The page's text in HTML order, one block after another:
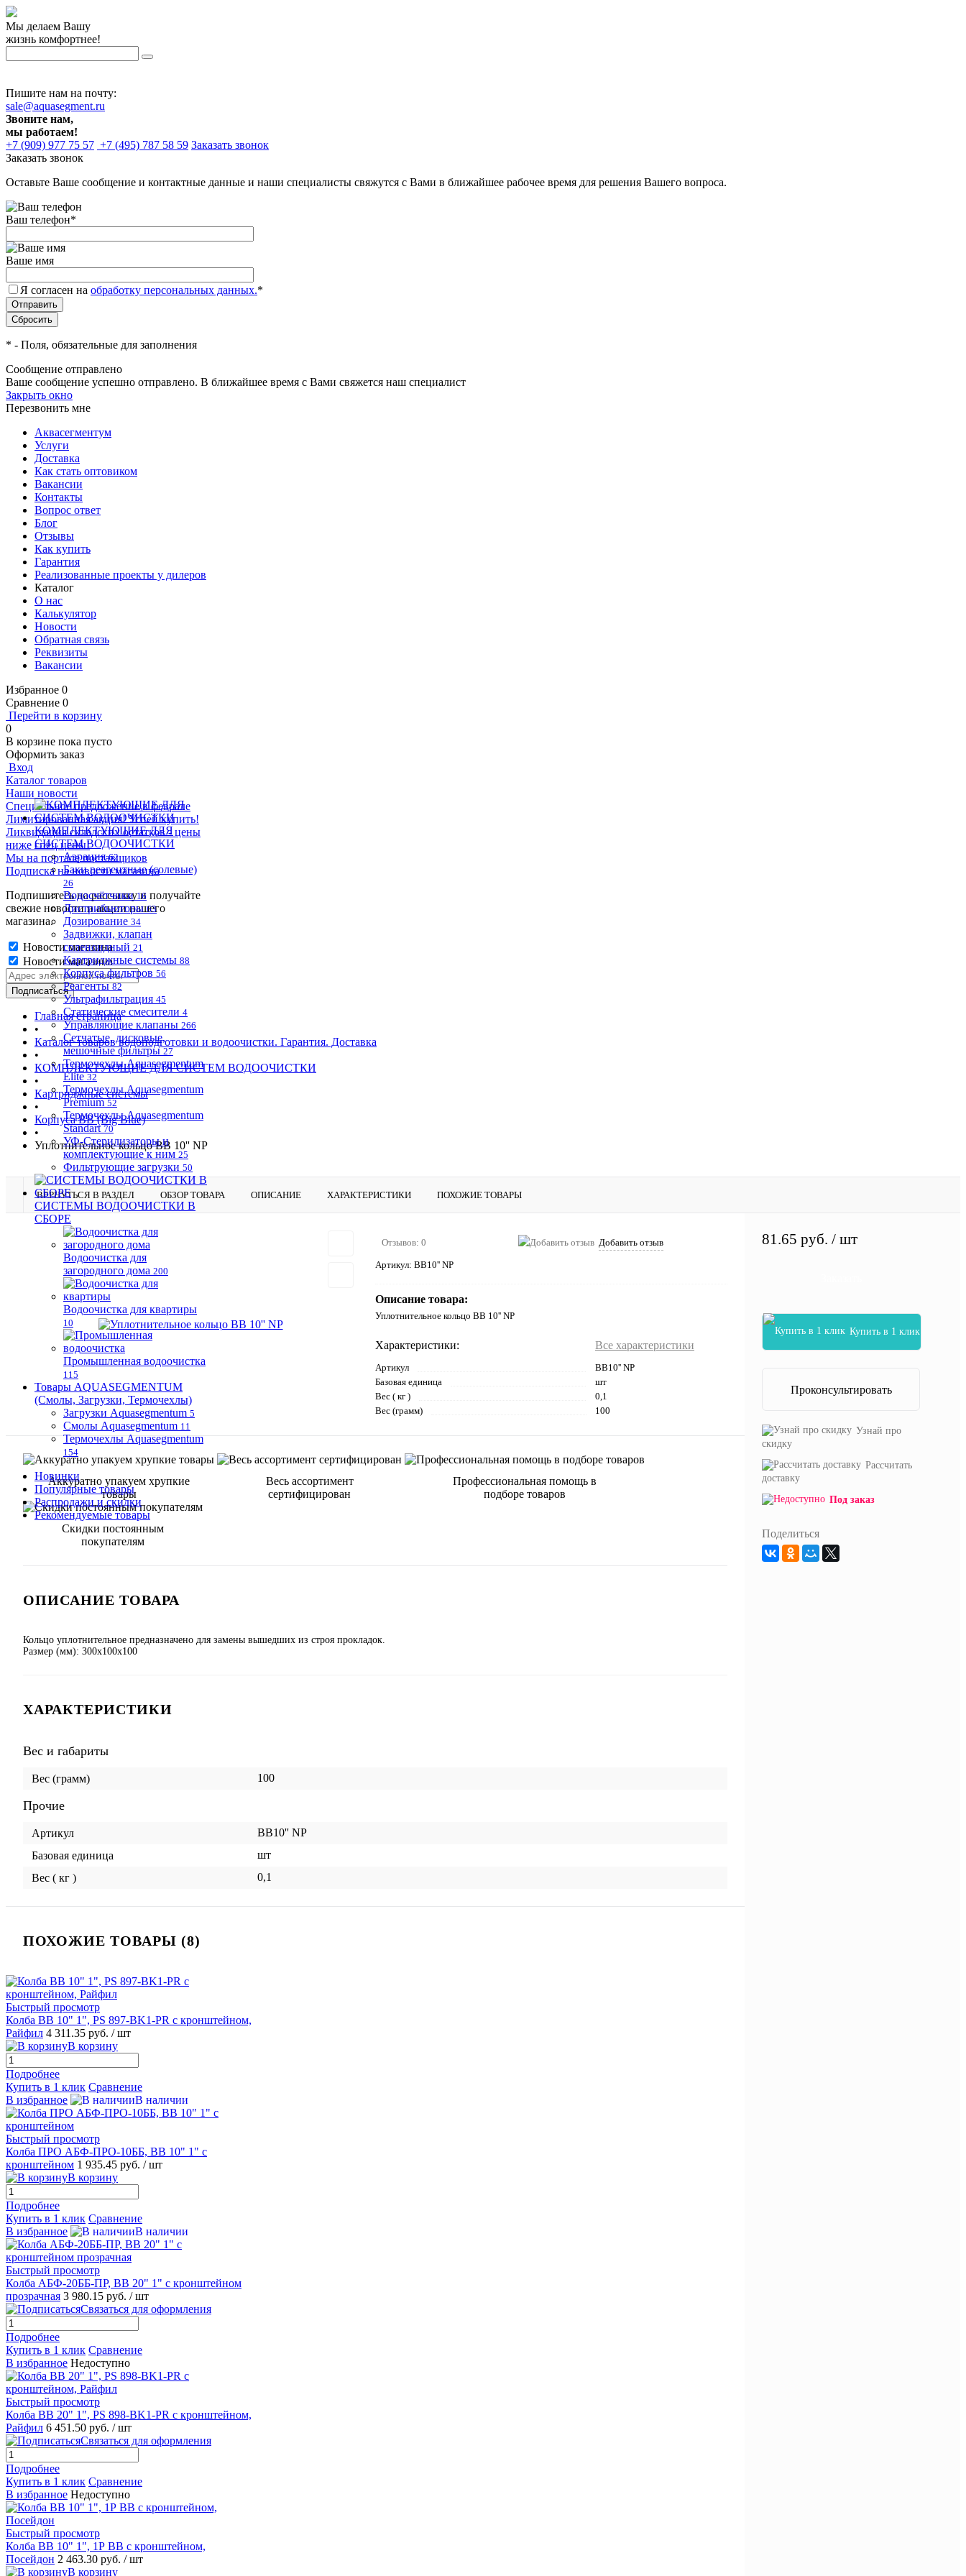
Мы делаем Вашу
жизнь комфортнее!
Пишите нам на почту:
sale@aquasegment.ru
Звоните нам,
мы работаем!
+7 (909) 977 75 57 +7 (495) 787 58 59 Заказать звонок
Заказать звонок
Оставьте Ваше сообщение и контактные данные и наши специалисты свяжутся с Вами в ближайшее рабочее время для решения Вашего вопроса.
Ваш телефон*
Ваше имя
Я согласен на обработку персональных данных.*
* - Поля, обязательные для заполнения
Сообщение отправлено
Ваше сообщение успешно отправлено. В ближайшее время с Вами свяжется наш специалист
Закрыть окно
Перезвонить мне
Аквасегментум
Услуги
Доставка
Как стать оптовиком
Вакансии
Контакты
Вопрос ответ
Блог
Отзывы
Как купить
Гарантия
Реализованные проекты у дилеров
Каталог
О нас
Калькулятор
Новости
Обратная связь
Реквизиты
Вакансии
Избранное 0
Сравнение 0
Перейти в корзину
0
В корзине пока пусто
Оформить заказ
Вход
Каталог товаров
КОМПЛЕКТУЮЩИЕ ДЛЯ
СИСТЕМ ВОДООЧИСТКИ
Аэрация 62
Баки реагентные (солевые)
26
Водосчётчики 16
Дистрибьюторы 63
Дозирование 34
Задвижки, клапан
соленоидный 21
Картриджные системы 88
Корпуса фильтров 56
Реагенты 82
Ультрафильтрация 45
Статические смесители 4
Управляющие клапаны 266
Сетчатые, дисковые,
мешочные фильтры 27
Термочехлы Aquasegmentum
Elite 32
Термочехлы Aquasegmentum
Premium 52
Термочехлы Aquasegmentum
Standart 70
УФ-Стерилизаторы и
комплектующие к ним 25
Фильтрующие загрузки 50
СИСТЕМЫ ВОДООЧИСТКИ В
СБОРЕ
Водоочистка для
загородного дома 200
Водоочистка для квартиры
10
Промышленная водоочистка
115
Товары AQUASEGMENTUM
(Смолы, Загрузки, Термочехлы)
Загрузки Aquasegmentum 5
Смолы Aquasegmentum 11
Термочехлы Aquasegmentum
154
Новинки
Популярные товары
Распродажи и скидки
Рекомендуемые товары
Наши новости
Специальное предложение в феврале
Лимитированная акция! Успей купить!
Ликвидация складских остатков - цены
ниже спец цены!
Мы на портале поставщиков
Подписка на новости магазина
Подпишитесь на рассылку и получайте
свежие новости и акции нашего
магазина.
Новости магазина
Новости магазина
Главная страница
•
Каталог товаров водоподготовки и водоочистки. Гарантия. Доставка
•
КОМПЛЕКТУЮЩИЕ ДЛЯ СИСТЕМ ВОДООЧИСТКИ
•
Картриджные системы
•
Корпуса BB (Big Blue)
•
Уплотнительное кольцо ВВ 10'' NP
ВЕРНУТЬСЯ В РАЗДЕЛ ОБЗОР ТОВАРА ОПИСАНИЕ ХАРАКТЕРИСТИКИ ПОХОЖИЕ ТОВАРЫ
Отзывов: 0 Добавить отзыв
Артикул: ВВ10'' NP
Описание товара:
Уплотнительное кольцо ВВ 10'' NP
Характеристики: Все характеристики
Артикул
ВВ10'' NP
Базовая единица
шт
Вес ( кг )
0,1
Вес (грамм)
100
Аккуратно упакуем хрупкие
товары
Весь ассортимент
сертифицирован
Профессиональная помощь в
подборе товаров
Скидки постоянным
покупателям
ОПИСАНИЕ ТОВАРА
Кольцо уплотнительное предназначено для замены вышедших из строя прокладок.
Размер (мм): 300x100x100
ХАРАКТЕРИСТИКИ
Вес и габариты
Вес (грамм) 100
Прочие
Артикул
ВВ10'' NP
Базовая единица
шт
Вес ( кг )
0,1
ПОХОЖИЕ ТОВАРЫ (8)
Быстрый просмотр
Колба ВВ 10" 1", PS 897-BK1-PR с кронштейном,
Райфил 4 311.35 руб. / шт
В корзину
Подробнее
Купить в 1 клик Сравнение
В избранное
В наличии
Быстрый просмотр
Колба ПРО АБФ-ПРО-10ББ, ВВ 10" 1" с
кронштейном 1 935.45 руб. / шт
В корзину
Подробнее
Купить в 1 клик Сравнение
В избранное
В наличии
Быстрый просмотр
Колба АБФ-20ББ-ПР, ВВ 20" 1" с кронштейном
прозрачная 3 980.15 руб. / шт
Связаться для оформления
Подробнее
Купить в 1 клик Сравнение
В избранное Недоступно
Быстрый просмотр
Колба ВВ 20" 1", PS 898-BK1-PR с кронштейном,
Райфил 6 451.50 руб. / шт
Связаться для оформления
Подробнее
Купить в 1 клик Сравнение
В избранное Недоступно
Быстрый просмотр
Колба ВВ 10" 1", 1Р ВВ с кронштейном,
Посейдон 2 463.30 руб. / шт
В корзину
81.65 руб. / шт
Купить в 1 клик
Проконсультировать
Узнай про
скидку
Рассчитать
доставку
Под заказ
Поделиться